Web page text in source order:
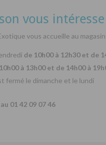
vous
vous accueille au magasin
de 10h00 à 12h30 et de
à 13h00 et de 14h00 à
fermé le dimanche et le lundi
01 42 09 07 46